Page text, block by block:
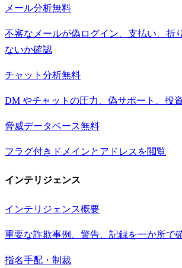
メール分析無料
不審なメールが偽ログイン、支払い、折
ないか確認
チャット分析無料
DM やチャットの圧力、偽サポート、投
脅威データベース無料
フラグ付きドメインとアドレスを閲覧
インテリジェンス
インテリジェンス概要
重要な詐欺事例、警告、記録を一か所で
指名手配・制裁